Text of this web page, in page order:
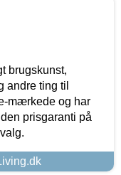
brugskunst,
andre ting til
mærkede og har
prisgaranti på